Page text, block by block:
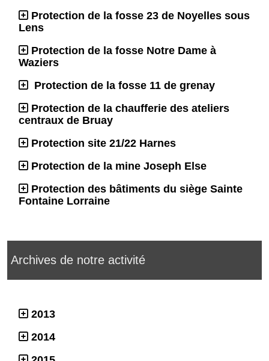
Protection de la fosse 23 de Noyelles sous
Lens
Protection de la fosse Notre Dame à
Waziers
Protection de la fosse 11 de grenay
Protection de la chaufferie des ateliers
centraux de Bruay
Protection site 21/22 Harnes
Protection de la mine Joseph Else
Protection des bâtiments du siège Sainte
Fontaine Lorraine
Archives de notre activité
2013
2014